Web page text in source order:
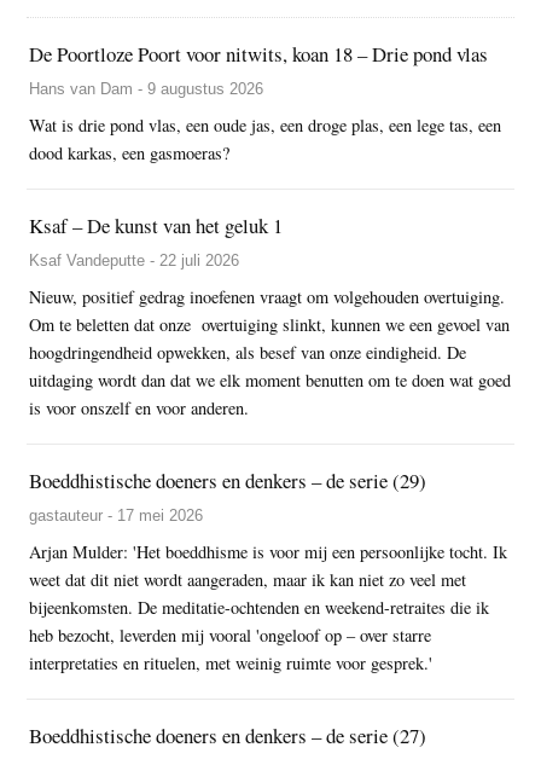
De Poortloze Poort voor nitwits, koan 18 – Drie pond vlas
Hans van Dam - 9 augustus 2026
Wat is drie pond vlas, een oude jas, een droge plas, een lege tas, een
dood karkas, een gasmoeras?
Ksaf – De kunst van het geluk 1
Ksaf Vandeputte - 22 juli 2026
Nieuw, positief gedrag inoefenen vraagt om volgehouden overtuiging.
Om te beletten dat onze overtuiging slinkt, kunnen we een gevoel van
hoogdringendheid opwekken, als besef van onze eindigheid. De
uitdaging wordt dan dat we elk moment benutten om te doen wat goed
is voor onszelf en voor anderen.
Boeddhistische doeners en denkers – de serie (29)
gastauteur - 17 mei 2026
Arjan Mulder: 'Het boeddhisme is voor mij een persoonlijke tocht. Ik
weet dat dit niet wordt aangeraden, maar ik kan niet zo veel met
bijeenkomsten. De meditatie-ochtenden en weekend-retraites die ik
heb bezocht, leverden mij vooral 'ongeloof op – over starre
interpretaties en rituelen, met weinig ruimte voor gesprek.'
Boeddhistische doeners en denkers – de serie (27)